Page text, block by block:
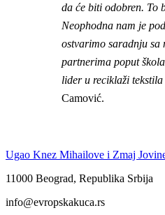
da će biti odobren. To
Neophodna nam je
ostvarimo saradnju sa
partnerima poput
lider u reciklaži tekstila
Camović.
Ugao Knez Mihailove i Zmaj
11000 Beograd, Republika Srbija
info@evropskakuca.rs